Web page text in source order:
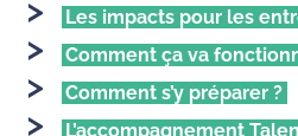
Les impacts pour les
Comment ça va
Comment s’y préparer ?
L’accompagnement